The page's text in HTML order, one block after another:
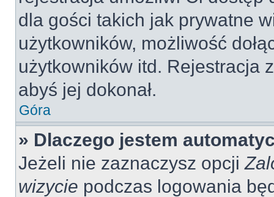
dla gości takich jak prywatne
użytkowników, możliwość
użytkowników itd. Rejestracja
abyś jej dokonał.
Góra
» Dlaczego jestem
Jeżeli nie zaznaczysz opcji
wizycie podczas logowania